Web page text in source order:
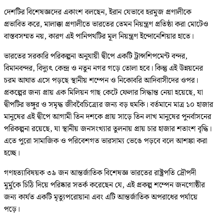
দেশটির বিশেষজ্ঞদের একাংশ বলছেন, ইরান যেভাবে হরমুজ প্রণালীকে
প্রভাবিত করে, মালাক্কা প্রণালীতে ভারতের তেমন নিয়ন্ত্রণ প্রতিষ্ঠা করা মোটেও
বাস্তবসম্মত নয়, কারণ এই পানিপথটির মূল নিয়ন্ত্রণ ইন্দোনেশিয়ার হাতে।
ভারতের সরকারি পরিকল্পনা অনুযায়ী দ্বীপে একটি ট্রান্সশিপমেন্ট বন্দর,
বিমানবন্দর, বিদ্যুৎ কেন্দ্র ও নতুন নগর গড়ে তোলা হবে। কিন্তু এই উন্নয়নের
চরম আঘাত এসে পড়ছে স্থানীয় শম্পেন ও নিকোবরি আদিবাসীদের ওপর।
প্রকল্পের জন্য প্রায় এক মিলিয়ন গাছ কেটে ফেলার সিদ্ধান্ত নেয়া হয়েছে, যা
দ্বীপটির ভঙ্গুর ও সমৃদ্ধ জীববৈচিত্র্যের জন্য বড় হুমকি। বর্তমানে মাত্র ১০ হাজার
মানুষের এই দ্বীপে আগামী তিন দশকে প্রায় সাড়ে তিন লাখ মানুষের পুনর্বাসনের
পরিকল্পনা রয়েছে, যা স্থানীয় জনসংখ্যার তুলনায় প্রায় চার হাজার শতাংশ বৃদ্ধি।
এতে পুরো সামাজিক ও পরিবেশগত ভারসাম্য ভেঙে পড়বে বলে আশঙ্কা করা
হচ্ছে।
গণহত্যাবিষয়ক ৩৯ জন আন্তর্জাতিক বিশেষজ্ঞ ভারতের রাষ্ট্রপতি দ্রৌপদী
মুর্মুকে চিঠি দিয়ে পরিষ্কার সতর্ক করেছেন যে, এই প্রকল্প শম্পেন জনগোষ্ঠীর
জন্য কার্যত একটি মৃত্যুপরোয়ানা এবং এটি আন্তর্জাতিক অপরাধের পর্যায়ে
পড়ে।